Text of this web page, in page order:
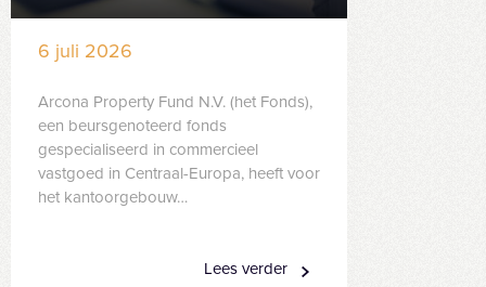
6 juli 2026
Arcona Property Fund N.V. (het Fonds),
een beursgenoteerd fonds
gespecialiseerd in commercieel
vastgoed in Centraal-Europa, heeft voor
het kantoorgebouw…
Lees verder